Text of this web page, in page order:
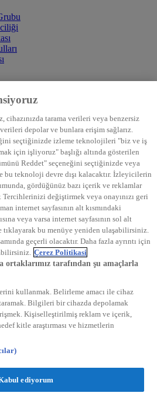
cihazınızda tarama verileri veya benzersiz
depolar ve bunlara erişim sağlarız.
seçtiğinizde izleme teknolojileri "biz ve iş
için işliyoruz" başlığı altında gösterilen
Reddet" seçeneğini seçtiğinizde veya
bu teknoloji devre dışı kalacaktır. İzleyicilerin
gördüğünüz bazı içerik ve reklamlar
değiştirmek veya onayınızı geri
internet sayfasının alt kısmındaki
veya varsa internet sayfasının sol alt
tıklayarak bu menüye yeniden ulaşabilirsiniz.
geçerli olacaktır. Daha fazla ayrıntı için
Çerez Politikasi
ortaklarımız tarafından şu amaçlarla
kullanmak. Belirleme amacı ile cihaz
Bilgileri bir cihazda depolamak
Kişiselleştirilmiş reklam ve içerik,
kitle araştırması ve hizmetlerin
ediyorum